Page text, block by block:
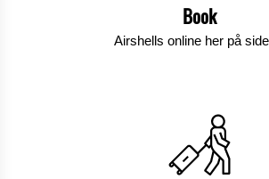
Book
Airshells online her på